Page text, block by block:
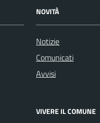
NOVITÀ
Notizie
Comunicati
Avvisi
VIVERE IL COMUNE